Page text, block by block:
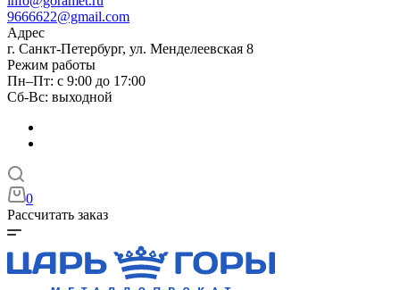
9666622@gmail.com
Адрес
г. Санкт-Петербург, ул. Менделеевская 8
Режим работы
Пн–Пт: с 9:00 до 17:00
Сб-Вс: выходной
0
Рассчитать заказ